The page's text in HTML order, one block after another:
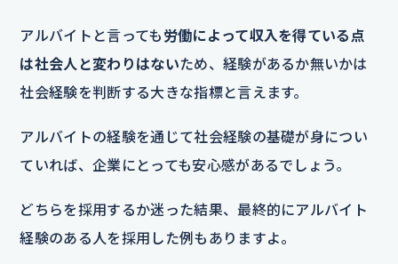
アルバイトと言っても 労働によって収入を得ている点
は社会人と変わりはないため、経験があるか無いかは
社会経験を判断する大きな指標と言えます。
アルバイトの経験を通じて社会経験の基礎が身につい
ていれば、企業にとっても安心感があるでしょう。
どちらを採用するか迷った結果、最終的にアルバイト
経験のある人を採用した例もありますよ。